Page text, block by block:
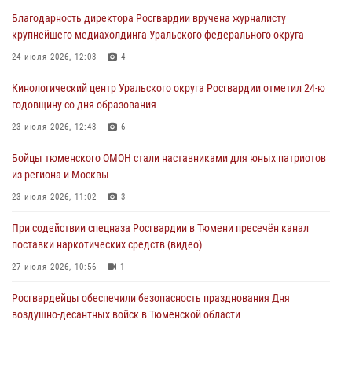
виновника ДТП
05 августа 2026, 05:15
труженицу тыла из Тюмени
04 августа 2026, 11:07
условиях в Тюменской области (видео)
04 августа 2026, 06:28
Благодарность директора Росгвардии вручена журналисту
крупнейшего медиахолдинга Уральского федерального округа
24 июля 2026, 12:03 4
Кинологический центр Уральского округа Росгвардии отметил 24-ю
годовщину со дня образования
23 июля 2026, 12:43 6
Бойцы тюменского ОМОН стали наставниками для юных патриотов
из региона и Москвы
23 июля 2026, 11:02 3
При содействии спецназа Росгвардии в Тюмени пресечён канал
поставки наркотических средств (видео)
27 июля 2026, 10:56 1
Росгвардейцы обеспечили безопасность празднования Дня
воздушно-десантных войск в Тюменской области